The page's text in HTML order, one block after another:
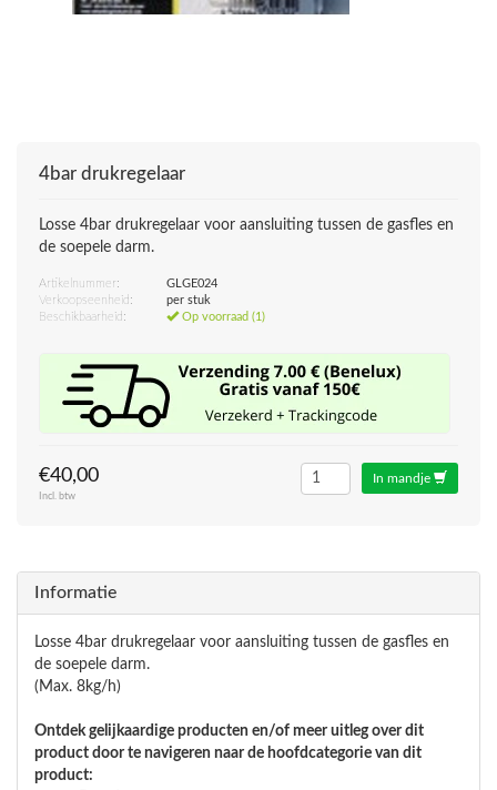
4bar drukregelaar
Losse 4bar drukregelaar voor aansluiting tussen de gasfles en
de soepele darm.
Artikelnummer:
GLGE024
Verkoopseenheid:
per stuk
Beschikbaarheid:
Op voorraad (1)
€40,00
Incl. btw
In mandje
Informatie
Losse 4bar drukregelaar voor aansluiting tussen de gasfles en
de soepele darm.
(Max. 8kg/h)
Ontdek gelijkaardige producten en/of meer uitleg over dit
product door te navigeren naar de hoofdcategorie van dit
product: